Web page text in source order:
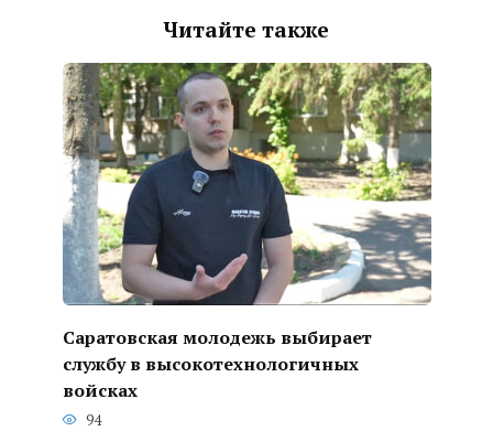
Читайте также
Саратовская молодежь выбирает
службу в высокотехнологичных
войсках
94